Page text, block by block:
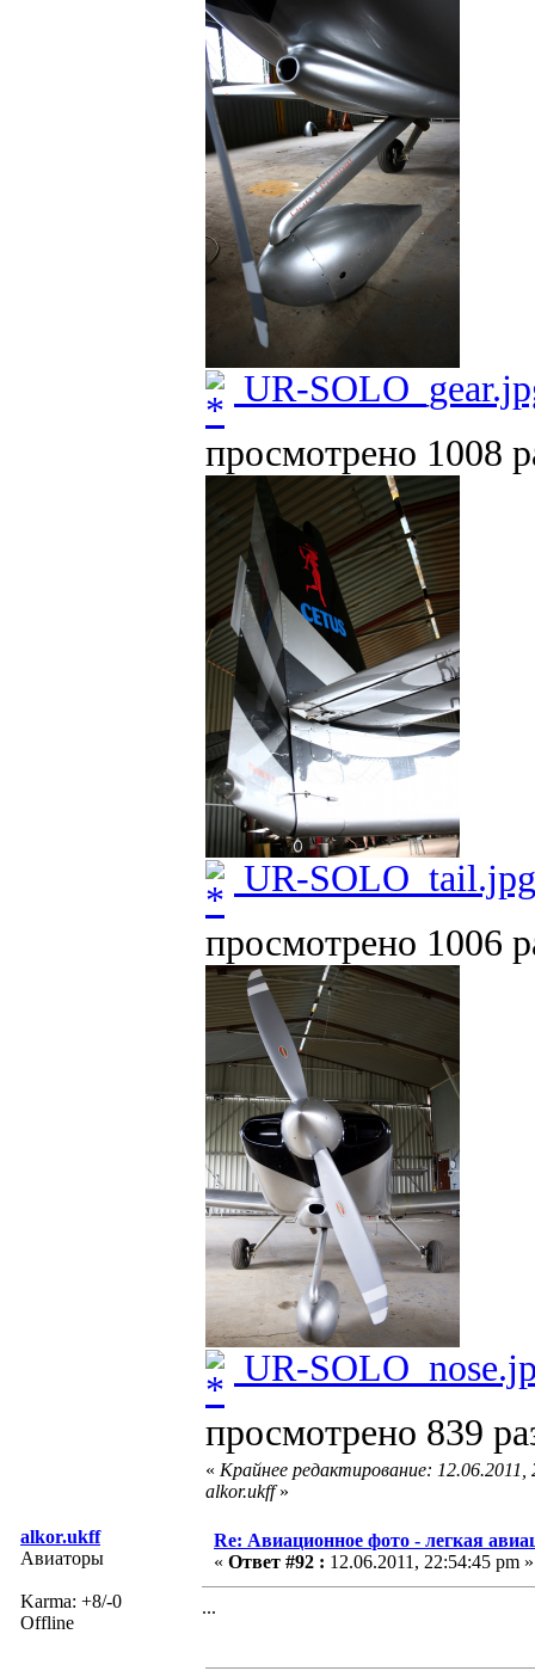
UR-
просмотрено 1008
UR-SOLO_tail.jpg
просмотрено 1006
UR-
просмотрено 839
« Крайнее редактирование:
alkor.ukff»
alkor.ukff
Авиаторы
Karma: +8/-0
Offline
Re: Авиационное фото - легкая
« Ответ #92 : 12.06.2011, 22:54:45 pm »
...